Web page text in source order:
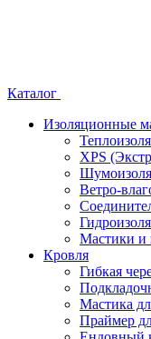
Каталог
Изоляционные
XPS
Ветро-
Мастики и
Кровля
Гибкая
Мастика
Праймер